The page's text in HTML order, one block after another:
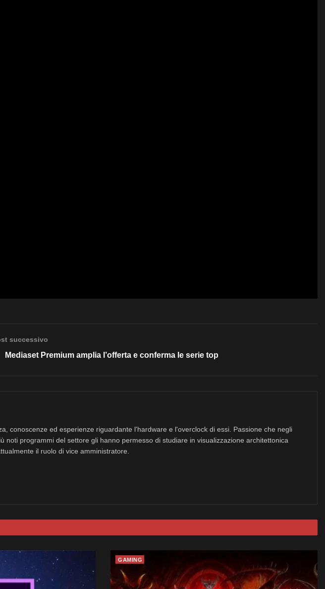
successivo
Mediaset Premium amplia l’offerta e conferma le serie top
conoscenze ed esperienze riguardante l'hardware e l'overclock di essi. Passione che negli
programmi del settore gli hanno permesso di studiare in visualizzazione architettonica
il ruolo di vice amministratore.
GAMING